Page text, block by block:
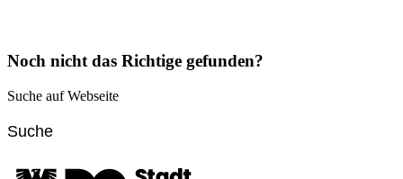
Noch nicht das Richtige gefunden?
Suche auf Webseite